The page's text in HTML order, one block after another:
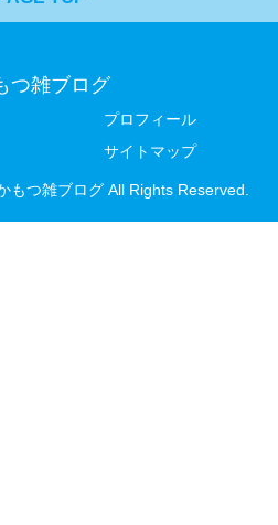
つ雑ブログ
プロフィール
サイトマップ
もつ雑ブログ All Rights Reserved.